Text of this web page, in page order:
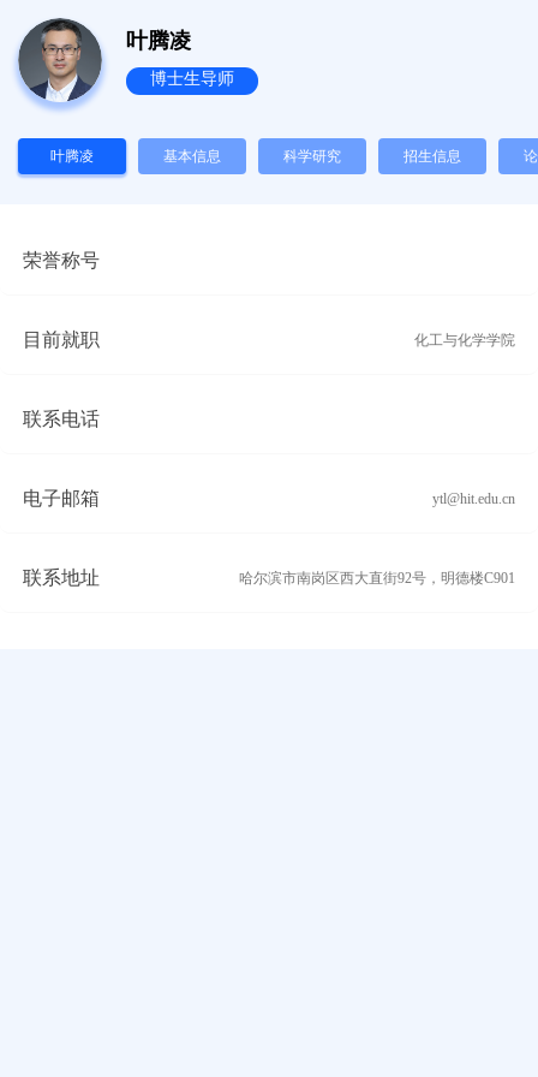
叶腾凌
博士生导师
叶腾凌 基本信息 科学研究 招生信息
荣誉称号
目前就职 化工与化学学院
联系电话
电子邮箱 ytl@hit.edu.cn
联系地址 哈尔滨市南岗区西大直街92号，明德楼C901